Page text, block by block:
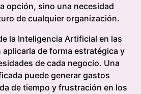
opción, sino una necesidad
de cualquier organización.
la Inteligencia Artificial en las
aplicarla de forma estratégica y
de cada negocio. Una
puede generar gastos
de tiempo y frustración en los